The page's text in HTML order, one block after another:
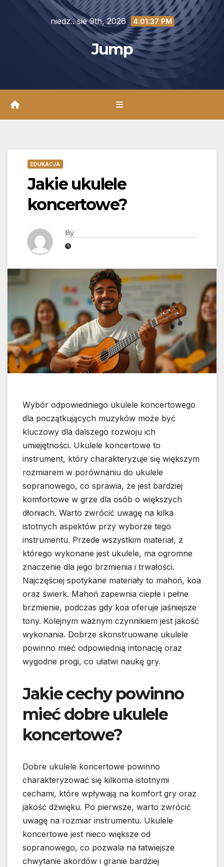
niedz.. sie 9th, 2026 4:01:38 PM
Jump
EDUKACJA
Jakie ukulele
koncertowe?
By
Wybór odpowiedniego ukulele koncertowego
dla początkujących muzyków może być
kluczowy dla dalszego rozwoju ich
umiejętności. Ukulele koncertowe to
instrument, który charakteryzuje się większym
rozmiarem w porównaniu do ukulele
sopranowego, co sprawia, że jest bardziej
komfortowe w grze dla osób o większych
dłoniach. Warto zwrócić uwagę na kilka
istotnych aspektów przy wyborze tego
instrumentu. Przede wszystkim materiał, z
którego wykonane jest ukulele, ma ogromne
znaczenie dla jego brzmienia i trwałości.
Najczęściej spotykane materiały to mahoń, koa
oraz świerk. Mahoń zapewnia ciepłe i pełne
brzmienie, podczas gdy koa oferuje jaśniejsze
tony. Kolejnym ważnym czynnikiem jest jakość
wykonania. Dobrze skonstruowane ukulele
powinno mieć odpowiednią intonację oraz
wygodne progi, co ułatwi naukę gry.
Jakie cechy powinno
mieć dobre ukulele
koncertowe?
Dobre ukulele koncertowe powinno
charakteryzować się kilkoma istotnymi
cechami, które wpływają na komfort gry oraz
jakość dźwięku. Po pierwsze, warto zwrócić
uwagę na rozmiar instrumentu. Ukulele
koncertowe jest nieco większe od
sopranowego, co pozwala na łatwiejsze
chwytanie akordów i granie bardziej